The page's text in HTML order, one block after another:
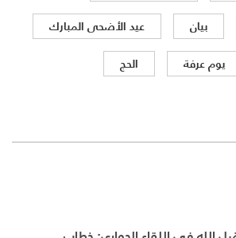
بيان
عيد الأضحى المبارك
يوم عرفة الحج